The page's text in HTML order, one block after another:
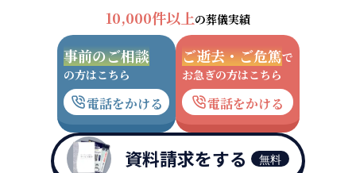
10,000件以上の葬儀実績
事前のご相談
の方はこちら
電話をかける
ご逝去・ご危篤で
お急ぎの方はこちら
電話をかける
資料請求をする 無料